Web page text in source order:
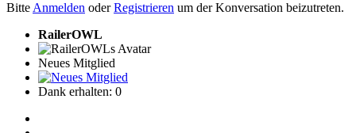
Bitte Anmelden oderRegistrieren um der Konversation beizutreten.
RailerOWL
Neues Mitglied
Dank erhalten: 0